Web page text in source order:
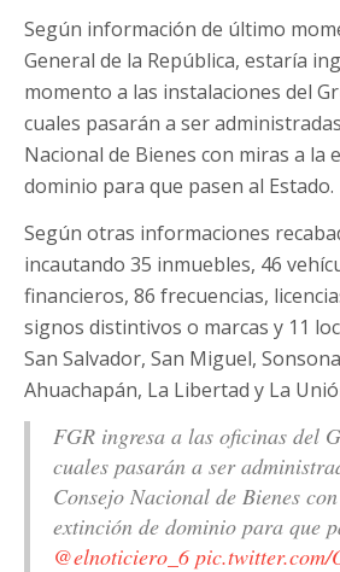
Según información de último
General de la República, estaría
momento a las instalaciones del
cuales pasarán a ser
Nacional de Bienes con miras a la
dominio para que pasen al Estado.
Según otras informaciones
incautando 35 inmuebles, 46
financieros, 86 frecuencias,
signos distintivos o marcas y 11
San Salvador, San Miguel,
Ahuachapán, La Libertad y La
FGR ingresa a las oficinas del
cuales pasarán a ser
Consejo Nacional de Bienes
extinción de dominio para que
@elnoticiero_6 pic.twitter.com/